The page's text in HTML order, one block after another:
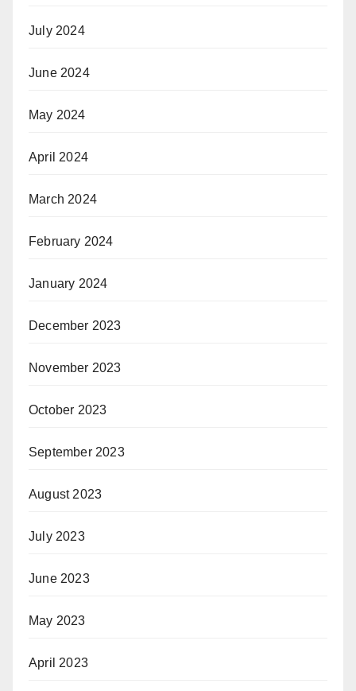
July 2024
June 2024
May 2024
April 2024
March 2024
February 2024
January 2024
December 2023
November 2023
October 2023
September 2023
August 2023
July 2023
June 2023
May 2023
April 2023